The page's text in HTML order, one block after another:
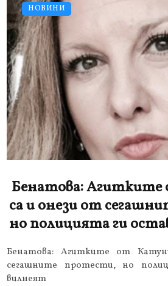
НОВИНИ
Бенатова:
са и онези от
но полицията ги
Бенатова: Агитките от
сегашните протести, но
вилнеят